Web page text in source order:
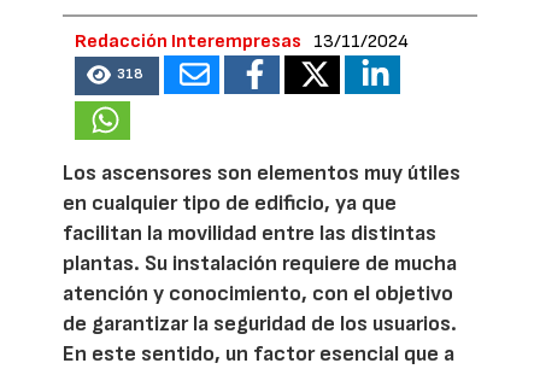
Redacción Interempresas 13/11/2024
318
Los ascensores son elementos muy útiles
en cualquier tipo de edificio, ya que
facilitan la movilidad entre las distintas
plantas. Su instalación requiere de mucha
atención y conocimiento, con el objetivo
de garantizar la seguridad de los usuarios.
En este sentido, un factor esencial que a